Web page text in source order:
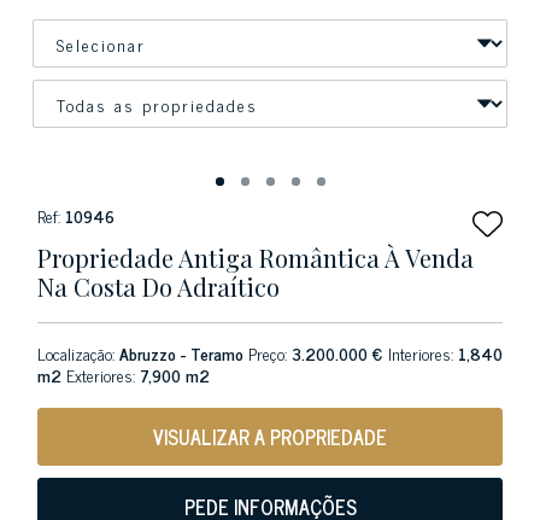
Ref: 10946
Propriedade Antiga Romântica À Venda
Na Costa Do Adraítico
Localização:Abruzzo - Teramo Preço:3.200.000 € Interiores: 1,840
m2 Exteriores: 7,900 m2
VISUALIZAR A PROPRIEDADE
PEDE INFORMAÇÕES